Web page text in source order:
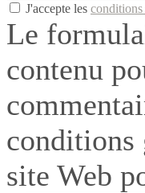
J'accepte les conditions
Le
contenu
conditions
site Web